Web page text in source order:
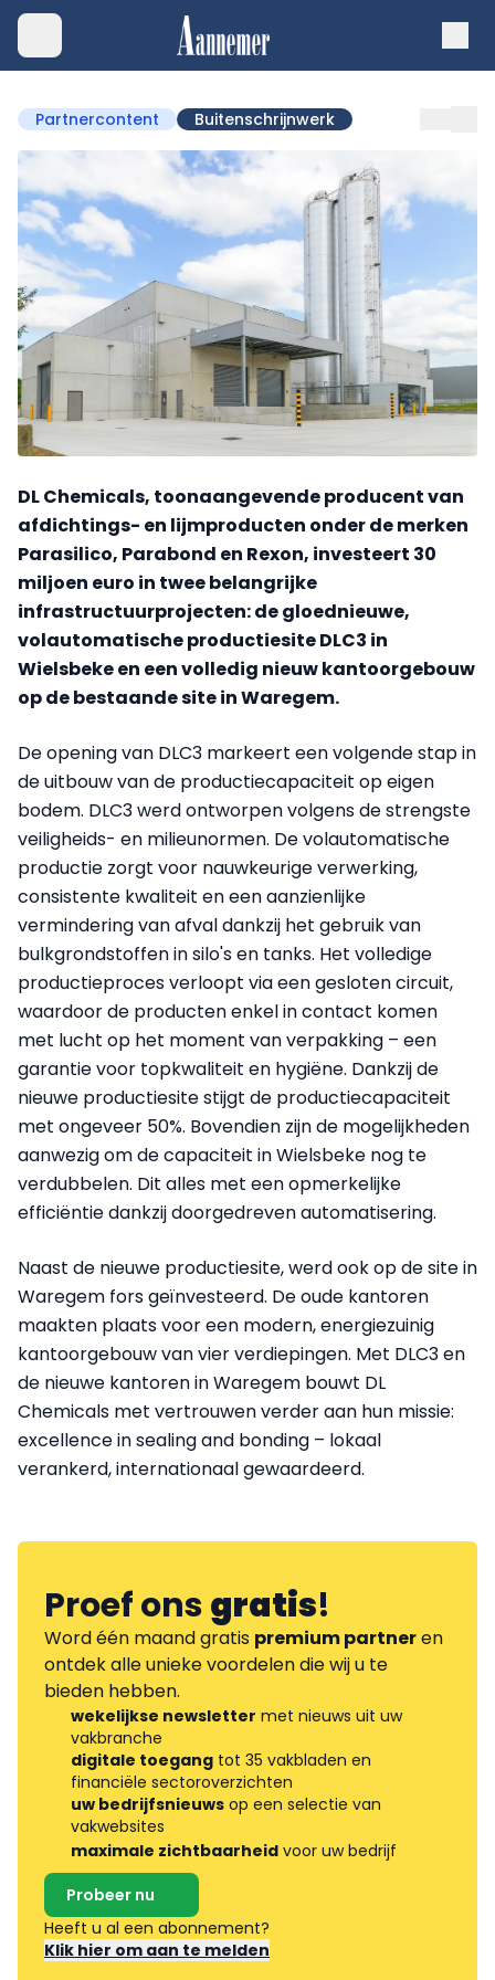
Partnercontent Buitenschrijnwerk
DL Chemicals, toonaangevende producent van
afdichtings- en lijmproducten onder de merken
Parasilico, Parabond en Rexon, investeert 30
miljoen euro in twee belangrijke
infrastructuurprojecten: de gloednieuwe,
volautomatische productiesite DLC3 in
Wielsbeke en een volledig nieuw kantoorgebouw
op de bestaande site in Waregem.
De opening van DLC3 markeert een volgende stap in
de uitbouw van de productiecapaciteit op eigen
bodem. DLC3 werd ontworpen volgens de strengste
veiligheids- en milieunormen. De volautomatische
productie zorgt voor nauwkeurige verwerking,
consistente kwaliteit en een aanzienlijke
vermindering van afval dankzij het gebruik van
bulkgrondstoffen in silo's en tanks. Het volledige
productieproces verloopt via een gesloten circuit,
waardoor de producten enkel in contact komen
met lucht op het moment van verpakking – een
garantie voor topkwaliteit en hygiëne. Dankzij de
nieuwe productiesite stijgt de productiecapaciteit
met ongeveer 50%. Bovendien zijn de mogelijkheden
aanwezig om de capaciteit in Wielsbeke nog te
verdubbelen. Dit alles met een opmerkelijke
efficiëntie dankzij doorgedreven automatisering.
Naast de nieuwe productiesite, werd ook op de site in
Waregem fors geïnvesteerd. De oude kantoren
maakten plaats voor een modern, energiezuinig
kantoorgebouw van vier verdiepingen. Met DLC3 en
de nieuwe kantoren in Waregem bouwt DL
Chemicals met vertrouwen verder aan hun missie:
excellence in sealing and bonding – lokaal
verankerd, internationaal gewaardeerd.
Proef onsgratis!
Word één maand gratis premium partneren
ontdek alle unieke voordelen die wij u te
bieden hebben.
wekelijkse newsletter met nieuws uit uw
vakbranche
digitale toegang tot 35 vakbladen en
financiële sectoroverzichten
uw bedrijfsnieuws op een selectie van
vakwebsites
maximale zichtbaarheid voor uw bedrijf
Probeer nu
Heeft u al een abonnement?
Klik hier om aan te melden